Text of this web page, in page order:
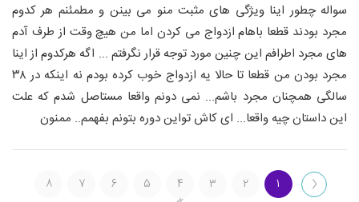
سواله چطور اینا ویژگی های مثبت منو می بینن و مطمئنم هر کدوم
مجرد بودند قطعا باهام ازدواج می کردن اما من هیچ وقت از طرف آدم
های مجرد اطرافم این چنین مورد توجه قرار نگرفتم ... اگه هرکدوم از اینا
مجرد بودن من قطعا تا حالا یه ازدواج خوب کرده بودم نه اینکه در ۳۸
سالگی همچنان مجرد باشم... نمی دونم واقعا مستاصل شدم که علت
این داستان چیه واقعا... ای کاش تواین دوره بتونم بفهمم.. ممنون
۱ ۲ ۳ ۴ ۵ ۶ ۷ ۸